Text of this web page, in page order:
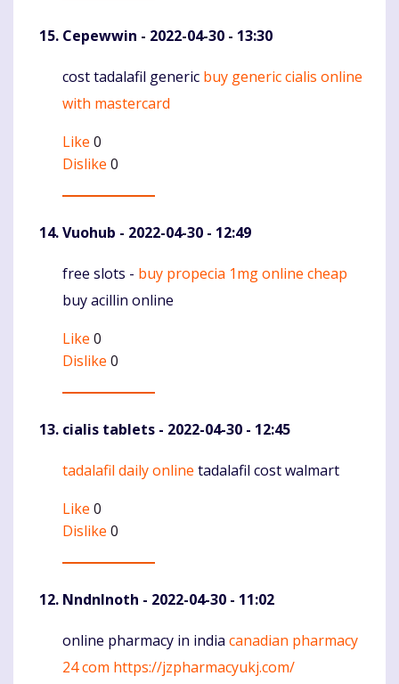
Cepewwin - 2022-04-30 - 13:30
Komentaras
cost tadalafil generic buy generic cialis online
with mastercard
Like 0
Dislike 0
Vuohub - 2022-04-30 - 12:49
Komentaras
free slots - buy propecia 1mg online cheap
buy acillin online
Like 0
Dislike 0
cialis tablets - 2022-04-30 - 12:45
Komentaras
tadalafil daily online tadalafil cost walmart
Like 0
Dislike 0
NndnInoth - 2022-04-30 - 11:02
Komentaras
online pharmacy in india canadian pharmacy
24 com https://jzpharmacyukj.com/